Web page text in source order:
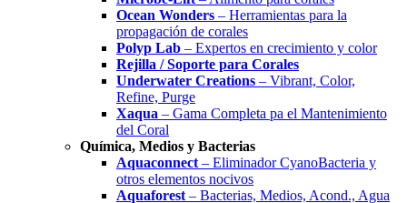
Ocean Wonders – Herramientas para la
propagación de corales
Polyp Lab – Expertos en crecimiento y color
Rejilla / Soporte para Corales
Underwater Creations – Vibrant, Color,
Refine, Purge
Xaqua – Gama Completa pa el Mantenimiento
del Coral
Química, Medios y Bacterias
Aquaconnect – Eliminador CyanoBacteria y
otros elementos nocivos
Aquaforest – Bacterias, Medios, Acond., Agua